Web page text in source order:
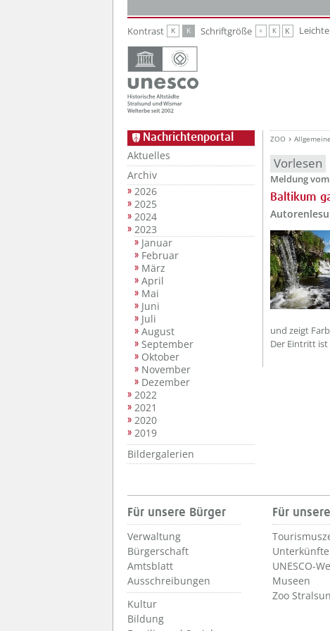
Kontrast K K Schriftgröße K K K
Nachrichtenportal
Aktuelles
Archiv
2026
2025
2024
2023
Januar
Februar
März
April
Mai
Juni
Juli
August
September
Oktober
November
Dezember
2022
2021
2020
2019
Bildergalerien
ZOO
Vorlesen
Meldung
Baltikum
und zeigt
Der Eintritt ist
Für unsere Bürger
Verwaltung
Bürgerschaft
Amtsblatt
Ausschreibungen
Kultur
Bildung
Für
Unterkünfte
UNESCO-
Museen
Zoo